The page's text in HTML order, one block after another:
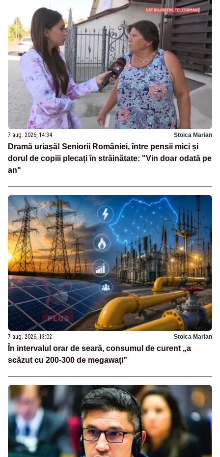
7 aug. 2026, 14:34 Stoica Marian
Dramă uriașă! Seniorii României, între pensii mici și
dorul de copiii plecați în străinătate: "Vin doar odată pe
an"
7 aug. 2026, 13:02 Stoica Marian
În intervalul orar de seară, consumul de curent „a
scăzut cu 200-300 de megawați”